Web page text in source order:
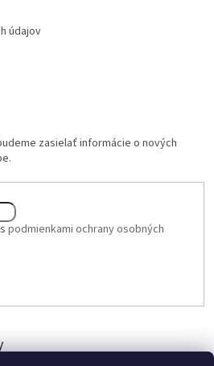
údajov
zasielať informácie o nových
podmienkami ochrany osobných